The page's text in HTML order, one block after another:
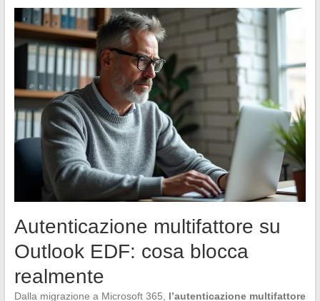
Autenticazione multifattore su
Outlook EDF: cosa blocca
realmente
Dalla migrazione a Microsoft 365, l’autenticazione multifattore